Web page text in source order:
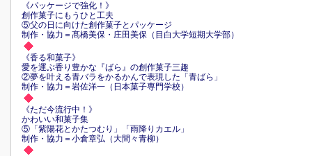
《パッケージで強化！》
創作菓子にもうひと工夫
⑤父の日に向けた創作菓子とパッケージ
制作・協力＝髙橋美保・庄田美保（目白大学短期大学部）
《香る和菓子》
愛を運ぶ香り豊かな『ばら』の創作菓子三趣
②夢を叶える青バラをかるかんで表現した「青ばら」
制作・協力＝岩佐洋一（日本菓子専門学校）
《ただ今流行中！》
かわいい和菓子集
⑤「紫陽花とかたつむり」「雨降りカエル」
制作・協力＝小倉章弘（大間々青柳）